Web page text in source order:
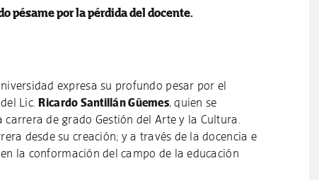
pésame por la pérdida del docente.
expresa su profundo pesar por el
Lic. Ricardo Santillán Güemes, quien se
de grado Gestión del Arte y la Cultura.
desde su creación; y a través de la docencia e
la conformación del campo de la educación